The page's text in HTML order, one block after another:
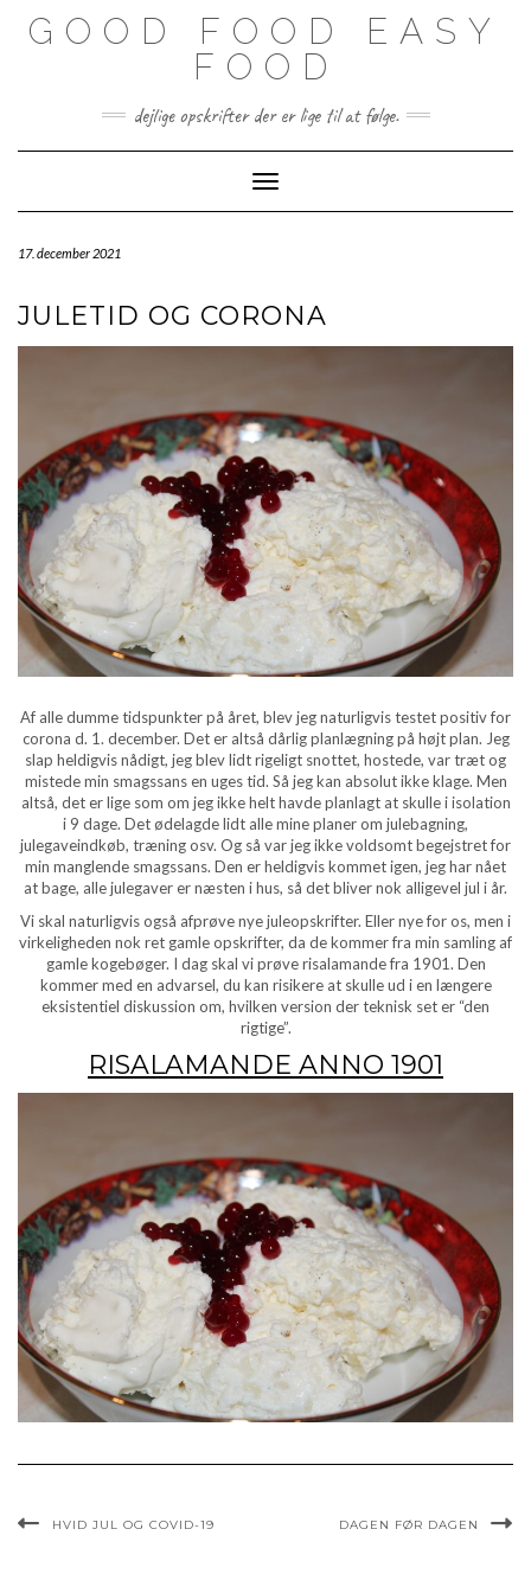
GOOD FOOD EASY
FOOD
dejlige opskrifter der er lige til at følge.
Toggle Navigation
17. december 2021
JULETID OG CORONA
Af alle dumme tidspunkter på året, blev jeg naturligvis testet positiv for
corona d. 1. december. Det er altså dårlig planlægning på højt plan. Jeg
slap heldigvis nådigt, jeg blev lidt rigeligt snottet, hostede, var træt og
mistede min smagssans en uges tid. Så jeg kan absolut ikke klage. Men
altså, det er lige som om jeg ikke helt havde planlagt at skulle i isolation
i 9 dage. Det ødelagde lidt alle mine planer om julebagning,
julegaveindkøb, træning osv. Og så var jeg ikke voldsomt begejstret for
min manglende smagssans. Den er heldigvis kommet igen, jeg har nået
at bage, alle julegaver er næsten i hus, så det bliver nok alligevel jul i år.
Vi skal naturligvis også afprøve nye juleopskrifter. Eller nye for os, men i
virkeligheden nok ret gamle opskrifter, da de kommer fra min samling af
gamle kogebøger. I dag skal vi prøve risalamande fra 1901. Den
kommer med en advarsel, du kan risikere at skulle ud i en længere
eksistentiel diskussion om, hvilken version der teknisk set er “den
rigtige”.
RISALAMANDE ANNO 1901
HVID JUL OG COVID-19 DAGEN FØR DAGEN